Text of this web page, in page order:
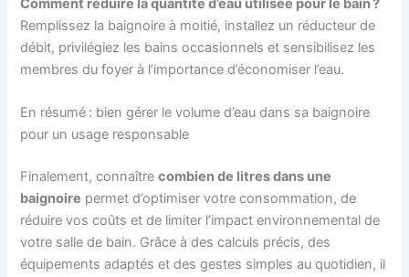
Comment réduire la quantité d’eau utilisée pour le bain ?
Remplissez la baignoire à moitié, installez un réducteur de
débit, privilégiez les bains occasionnels et sensibilisez les
membres du foyer à l’importance d’économiser l’eau.
En résumé : bien gérer le volume d’eau dans sa baignoire
pour un usage responsable
Finalement, connaîtrecombien de litres dans une
baignoire permet d’optimiser votre consommation, de
réduire vos coûts et de limiter l’impact environnemental de
votre salle de bain. Grâce à des calculs précis, des
équipements adaptés et des gestes simples au quotidien, il